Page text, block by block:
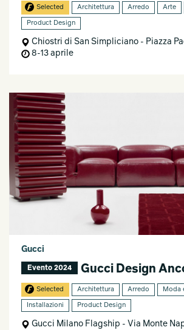
Selected Architettura Arredo Arte
Product Design
Chiostri di San Simpliciano - Piazza
8-13 aprile
Gucci
Evento 2024 Gucci Design
Selected Architettura Arredo Moda
Installazioni Product Design
Gucci Milano Flagship - Via Monte